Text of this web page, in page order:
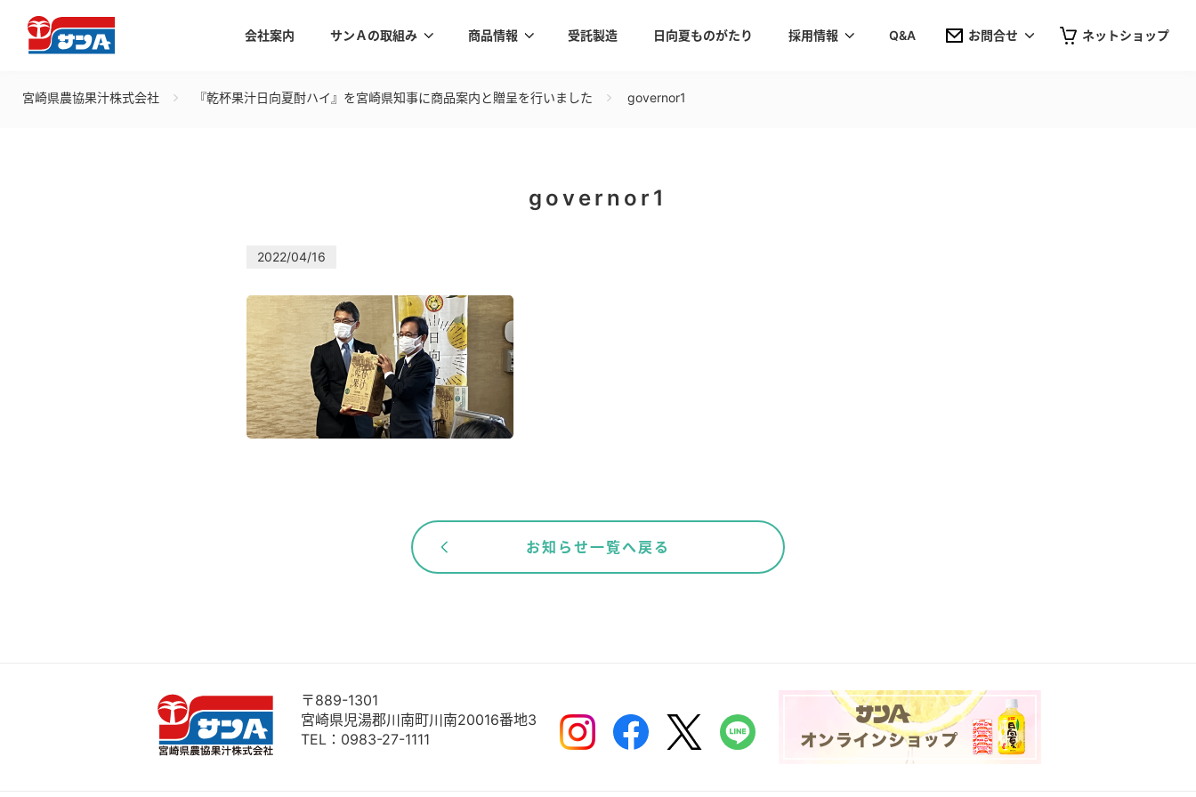
会社案内 サンＡの取組み 商品情報 受託製造 日向夏ものがたり 採用情報 Q&A お問合せ ネットショップ
宮崎県農協果汁株式会社 『乾杯果汁日向夏酎ハイ』を宮崎県知事に商品案内と贈呈を行いました governor1
governor1
2022/04/16
お知らせ一覧へ戻る
〒889-1301
宮崎県児湯郡川南町川南20016番地3
TEL： 0983-27-1111